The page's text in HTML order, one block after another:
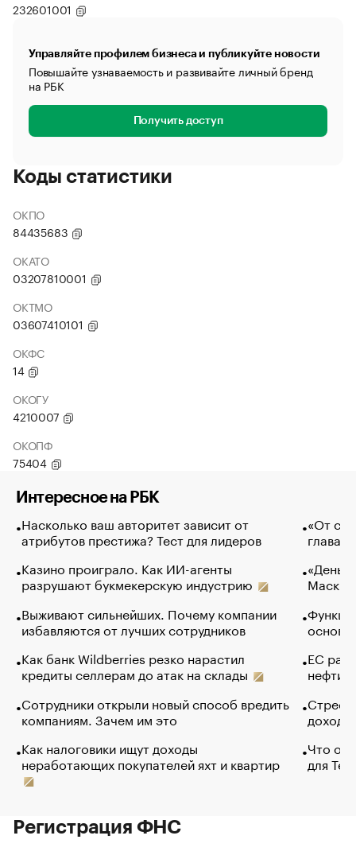
232601001
Управляйте профилем бизнеса и публикуйте новости
Повышайте узнаваемость и развивайте личный бренд
на РБК
Получить доступ
Коды статистики
ОКПО
84435683
ОКАТО
03207810001
ОКТМО
03607410101
ОКФС
14
ОКОГУ
4210007
ОКОПФ
75404
Интересное на РБК
Насколько ваш авторитет зависит от
атрибутов престижа? Тест для лидеров
Казино проиграло. Как ИИ-агенты
разрушают букмекерскую индустрию
Выживают сильнейших. Почему компании
избавляются от лучших сотрудников
Как банк Wildberries резко нарастил
кредиты селлерам до атак на склады
Сотрудники открыли новый способ вредить
компаниям. Зачем им это
Как налоговики ищут доходы
неработающих покупателей яхт и квартир
«От
глава
Маск в
основ
ЕС
нефти
Что
для
Регистрация ФНС